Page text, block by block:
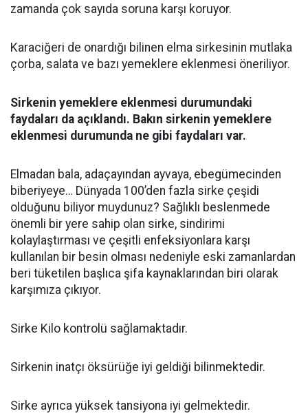
zamanda çok sayıda soruna karşı koruyor.
Karaciğeri de onardığı bilinen elma sirkesinin mutlaka
çorba, salata ve bazı yemeklere eklenmesi öneriliyor.
Sirkenin yemeklere eklenmesi durumundaki
faydaları da açıklandı. Bakın sirkenin yemeklere
eklenmesi durumunda ne gibi faydaları var.
Elmadan bala, adaçayından ayvaya, ebegümecinden
biberiyeye… Dünyada 100’den fazla sirke çeşidi
olduğunu biliyor muydunuz? Sağlıklı beslenmede
önemli bir yere sahip olan sirke, sindirimi
kolaylaştırması ve çeşitli enfeksiyonlara karşı
kullanılan bir besin olması nedeniyle eski zamanlardan
beri tüketilen başlıca şifa kaynaklarından biri olarak
karşımıza çıkıyor.
Sirke Kilo kontrolü sağlamaktadır.
Sirkenin inatçı öksürüğe iyi geldiği bilinmektedir.
Sirke ayrıca yüksek tansiyona iyi gelmektedir.